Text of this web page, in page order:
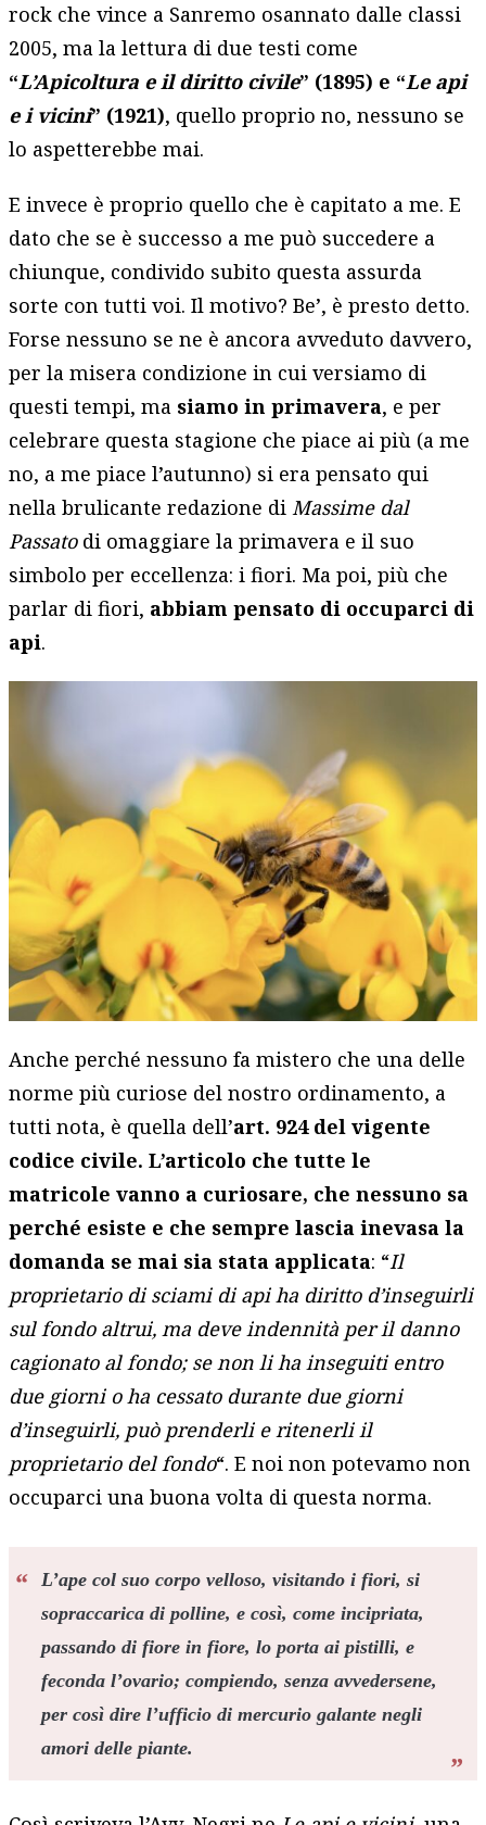
rock che vince a Sanremo osannato dalle classi
2005, ma la lettura di due testi come
“L’Apicoltura e il diritto civile” (1895) e “Le api
e i vicini” (1921), quello proprio no, nessuno se
lo aspetterebbe mai.
E invece è proprio quello che è capitato a me. E
dato che se è successo a me può succedere a
chiunque, condivido subito questa assurda
sorte con tutti voi. Il motivo? Be’, è presto detto.
Forse nessuno se ne è ancora avveduto davvero,
per la misera condizione in cui versiamo di
questi tempi, ma siamo in primavera, e per
celebrare questa stagione che piace ai più (a me
no, a me piace l’autunno) si era pensato qui
nella brulicante redazione diMassime dal
Passatodi omaggiare la primavera e il suo
simbolo per eccellenza: i fiori. Ma poi, più che
parlar di fiori, abbiam pensato di occuparci di
api.
Anche perché nessuno fa mistero che una delle
norme più curiose del nostro ordinamento, a
tutti nota, è quella dell’art. 924 del vigente
codice civile. L’articolo che tutte le
matricole vanno a curiosare, che nessuno sa
perché esiste e che sempre lascia inevasa la
domanda se mai sia stata applicata: “Il
proprietario di sciami di api ha diritto d’inseguirli
sul fondo altrui, ma deve indennità per il danno
cagionato al fondo; se non li ha inseguiti entro
due giorni o ha cessato durante due giorni
d’inseguirli, può prenderli e ritenerli il
proprietario del fondo“. E noi non potevamo non
occuparci una buona volta di questa norma.
L’ape col suo corpo velloso, visitando i fiori, si
sopraccarica di polline, e così, come incipriata,
passando di fiore in fiore, lo porta ai pistilli, e
feconda l’ovario; compiendo, senza avvedersene,
per così dire l’ufficio di mercurio galante negli
amori delle piante.